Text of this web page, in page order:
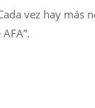
vez hay más